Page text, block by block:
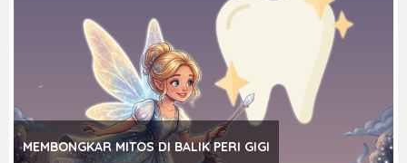
MEMBONGKAR MITOS DI BALIK PERI GIGI